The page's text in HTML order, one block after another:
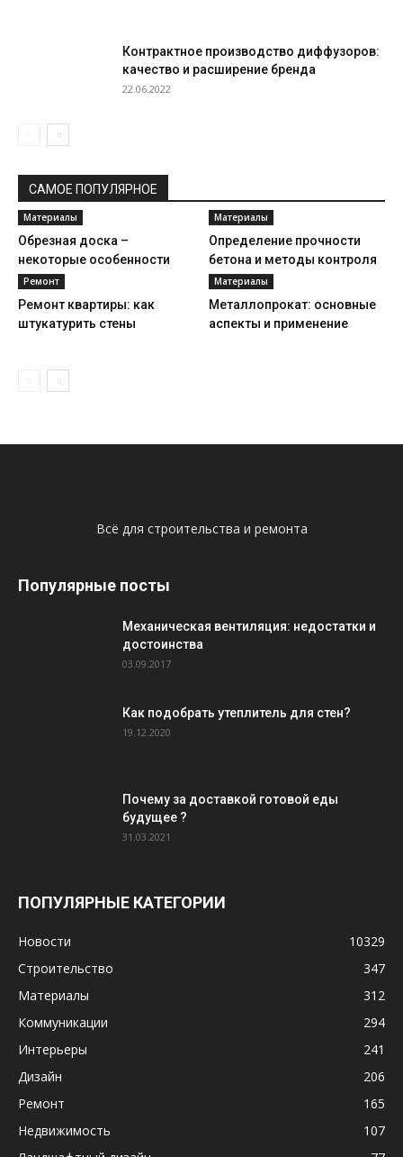
Контрактное производство диффузоров:
качество и расширение бренда
22.06.2022
САМОЕ ПОПУЛЯРНОЕ
Материалы
Обрезная доска –
некоторые особенности
Материалы
Определение прочности
бетона и методы контроля
Ремонт
Ремонт квартиры: как
штукатурить стены
Материалы
Металлопрокат: основные
аспекты и применение
Всё для строительства и ремонта
Популярные посты
Механическая вентиляция: недостатки и
достоинства
03.09.2017
Как подобрать утеплитель для стен?
19.12.2020
Почему за доставкой готовой еды
будущее ?
31.03.2021
ПОПУЛЯРНЫЕ КАТЕГОРИИ
Новости
10329
Строительство
347
Материалы
312
Коммуникации
294
Интерьеры
241
Дизайн
206
Ремонт
165
Недвижимость
107